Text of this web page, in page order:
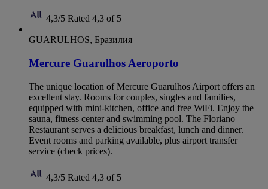
4,3/5 Rated 4,3 of 5
GUARULHOS, Бразилия
Mercure Guarulhos Aeroporto
The unique location of Mercure Guarulhos Airport offers an
excellent stay. Rooms for couples, singles and families,
equipped with mini-kitchen, office and free WiFi. Enjoy the
sauna, fitness center and swimming pool. The Floriano
Restaurant serves a delicious breakfast, lunch and dinner.
Event rooms and parking available, plus airport transfer
service (check prices).
4,3/5 Rated 4,3 of 5